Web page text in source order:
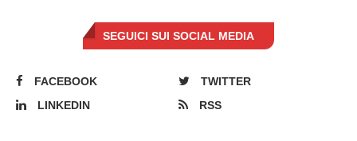
SEGUICI SUI SOCIAL MEDIA
FACEBOOK
TWITTER
LINKEDIN
RSS